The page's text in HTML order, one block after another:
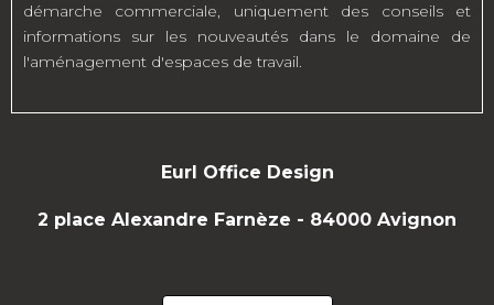
démarche commerciale, uniquement des conseils et
informations sur les nouveautés dans le domaine de
l'aménagement d'espaces de travail.
Eurl Office Design
2 place Alexandre Farnèze - 84000 Avignon